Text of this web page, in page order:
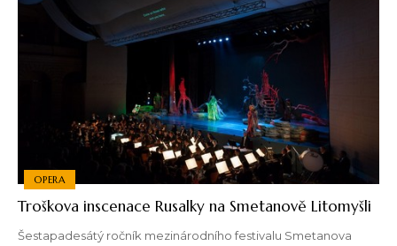
OPERA
Troškova inscenace Rusalky na Smetanově Litomyšli
Šestapadesátý ročník mezinárodního festivalu Smetanova